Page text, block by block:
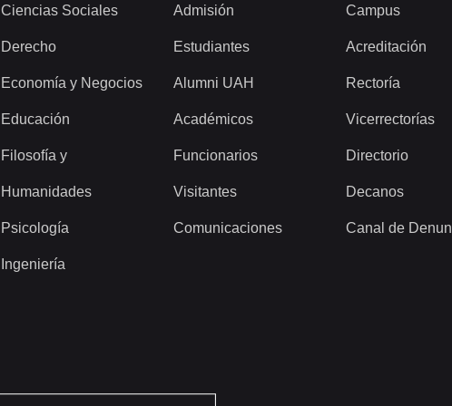
Ciencias Sociales
Derecho
Economía y Negocios
Educación
Filosofía y
Humanidades
Psicología
Ingeniería
Admisión
Estudiantes
Alumni UAH
Académicos
Funcionarios
Visitantes
Comunicaciones
Campus
Acreditación
Rectoría
Vicerrectorías
Directorio
Decanos
Canal de